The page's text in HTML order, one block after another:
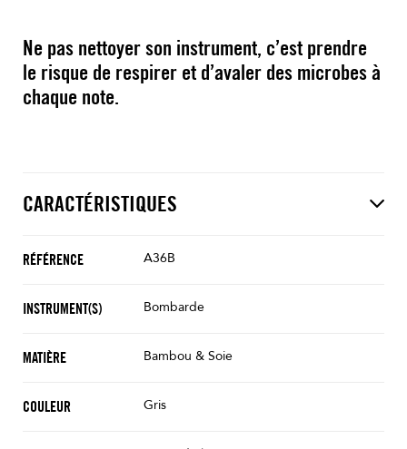
Ne pas nettoyer son instrument, c’est prendre
le risque de respirer et d’avaler des microbes à
chaque note.
CARACTÉRISTIQUES
RÉFÉRENCE A36B
INSTRUMENT(S) Bombarde
MATIÈRE Bambou & Soie
COULEUR Gris